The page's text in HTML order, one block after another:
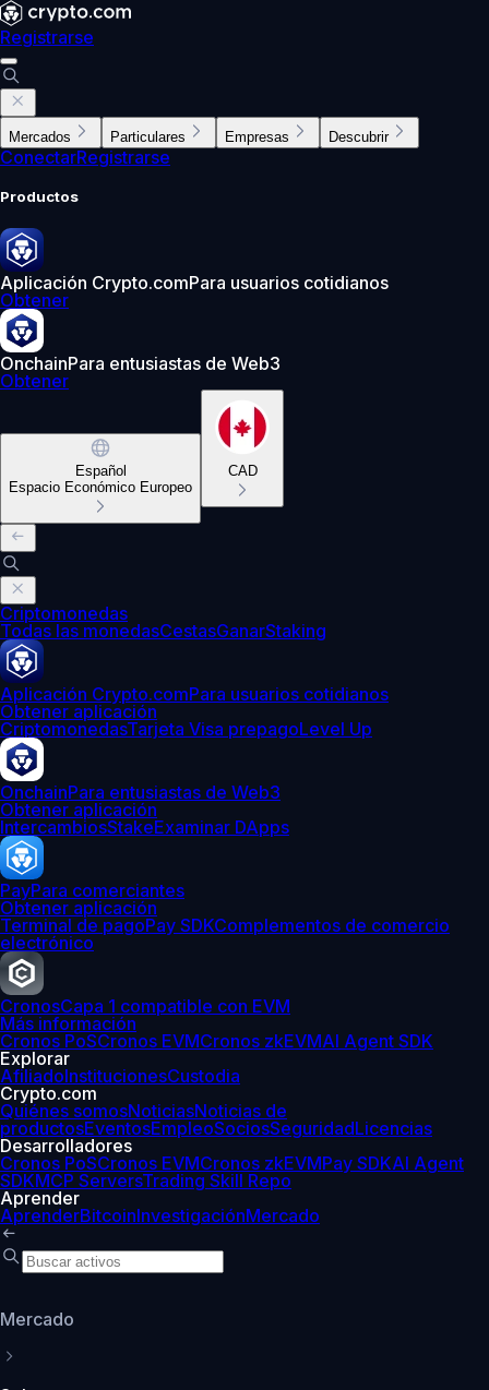
Registrarse
Mercados Particulares Empresas Descubrir
ConectarRegistrarse
Productos
Aplicación Crypto.comPara usuarios cotidianos
Obtener
OnchainPara entusiastas de Web3
Obtener
Español
Espacio Económico Europeo
CAD
Criptomonedas
Todas las monedasCestasGanarStaking
Aplicación Crypto.comPara usuarios cotidianos
Obtener aplicación
CriptomonedasTarjeta Visa prepagoLevel Up
OnchainPara entusiastas de Web3
Obtener aplicación
IntercambiosStakeExaminar DApps
PayPara comerciantes
Obtener aplicación
Terminal de pagoPay SDKComplementos de comercio
electrónico
CronosCapa 1 compatible con EVM
Más información
Cronos PoSCronos EVMCronos zkEVMAI Agent SDK
Explorar
AfiliadoInstitucionesCustodia
Crypto.com
Quiénes somosNoticiasNoticias de
productosEventosEmpleoSociosSeguridadLicencias
Desarrolladores
Cronos PoSCronos EVMCronos zkEVMPay SDKAI Agent
SDKMCP ServersTrading Skill Repo
Aprender
AprenderBitcoinInvestigaciónMercado
Mercado